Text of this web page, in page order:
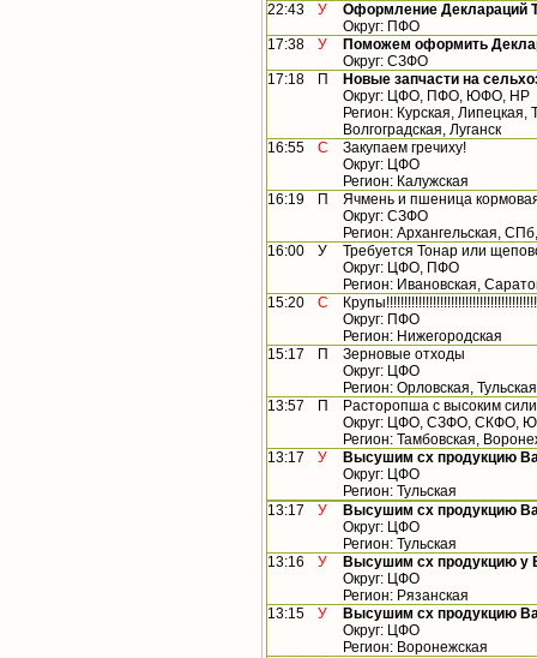
22:43 У
Оформление Деклараций
Округ: ПФО
17:38
У
Поможем оформить
Округ: СЗФО
17:18
П
Новые запчасти на
Округ: ЦФО, ПФО, ЮФО, НР
Регион: Курская, Липецкая,
Волгоградская, Луганск
16:55
С
Закупаем гречиху!
Округ: ЦФО
Регион: Калужская
16:19
П Ячмень и пшеница
Округ: СЗФО
Регион: Архангельская,
16:00
У Требуется Тонар или
Округ: ЦФО, ПФО
Регион: Ивановская,
15:20
С
Округ: ПФО
Регион: Нижегородская
15:17
П Зерновые отходы
Округ: ЦФО
Регион: Орловская, Тульская
13:57
П
Расторопша с высоким
Округ: ЦФО, СЗФО, СКФО,
Регион: Тамбовская,
13:17
У
Высушим сх продукцию
Округ: ЦФО
Регион: Тульская
13:17
У
Высушим сх продукцию
Округ: ЦФО
Регион: Тульская
13:16
У
Высушим сх продукцию у
Округ: ЦФО
Регион: Рязанская
13:15
У
Высушим сх продукцию
Округ: ЦФО
Регион: Воронежская